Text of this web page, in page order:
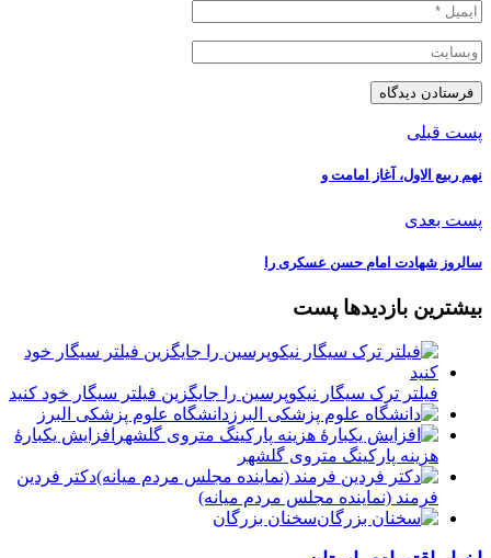
پست قبلی
نهم ربیع الاول، آغاز امامت و
پست بعدی
سالروز شهادت امام حسن عسکری را
بیشترین بازدیدها پست
فیلتر ترک سیگار نیکوپرسین را جایگزین فیلتر سیگار خود کنید
دانشگاه علوم پزشکی البرز
افزایش یکبارۀ
هزینه پارکینگ متروی گلشهر
دكتر فردين
فرمند (نماينده مجلس مردم میانه)
سخنان بزرگان